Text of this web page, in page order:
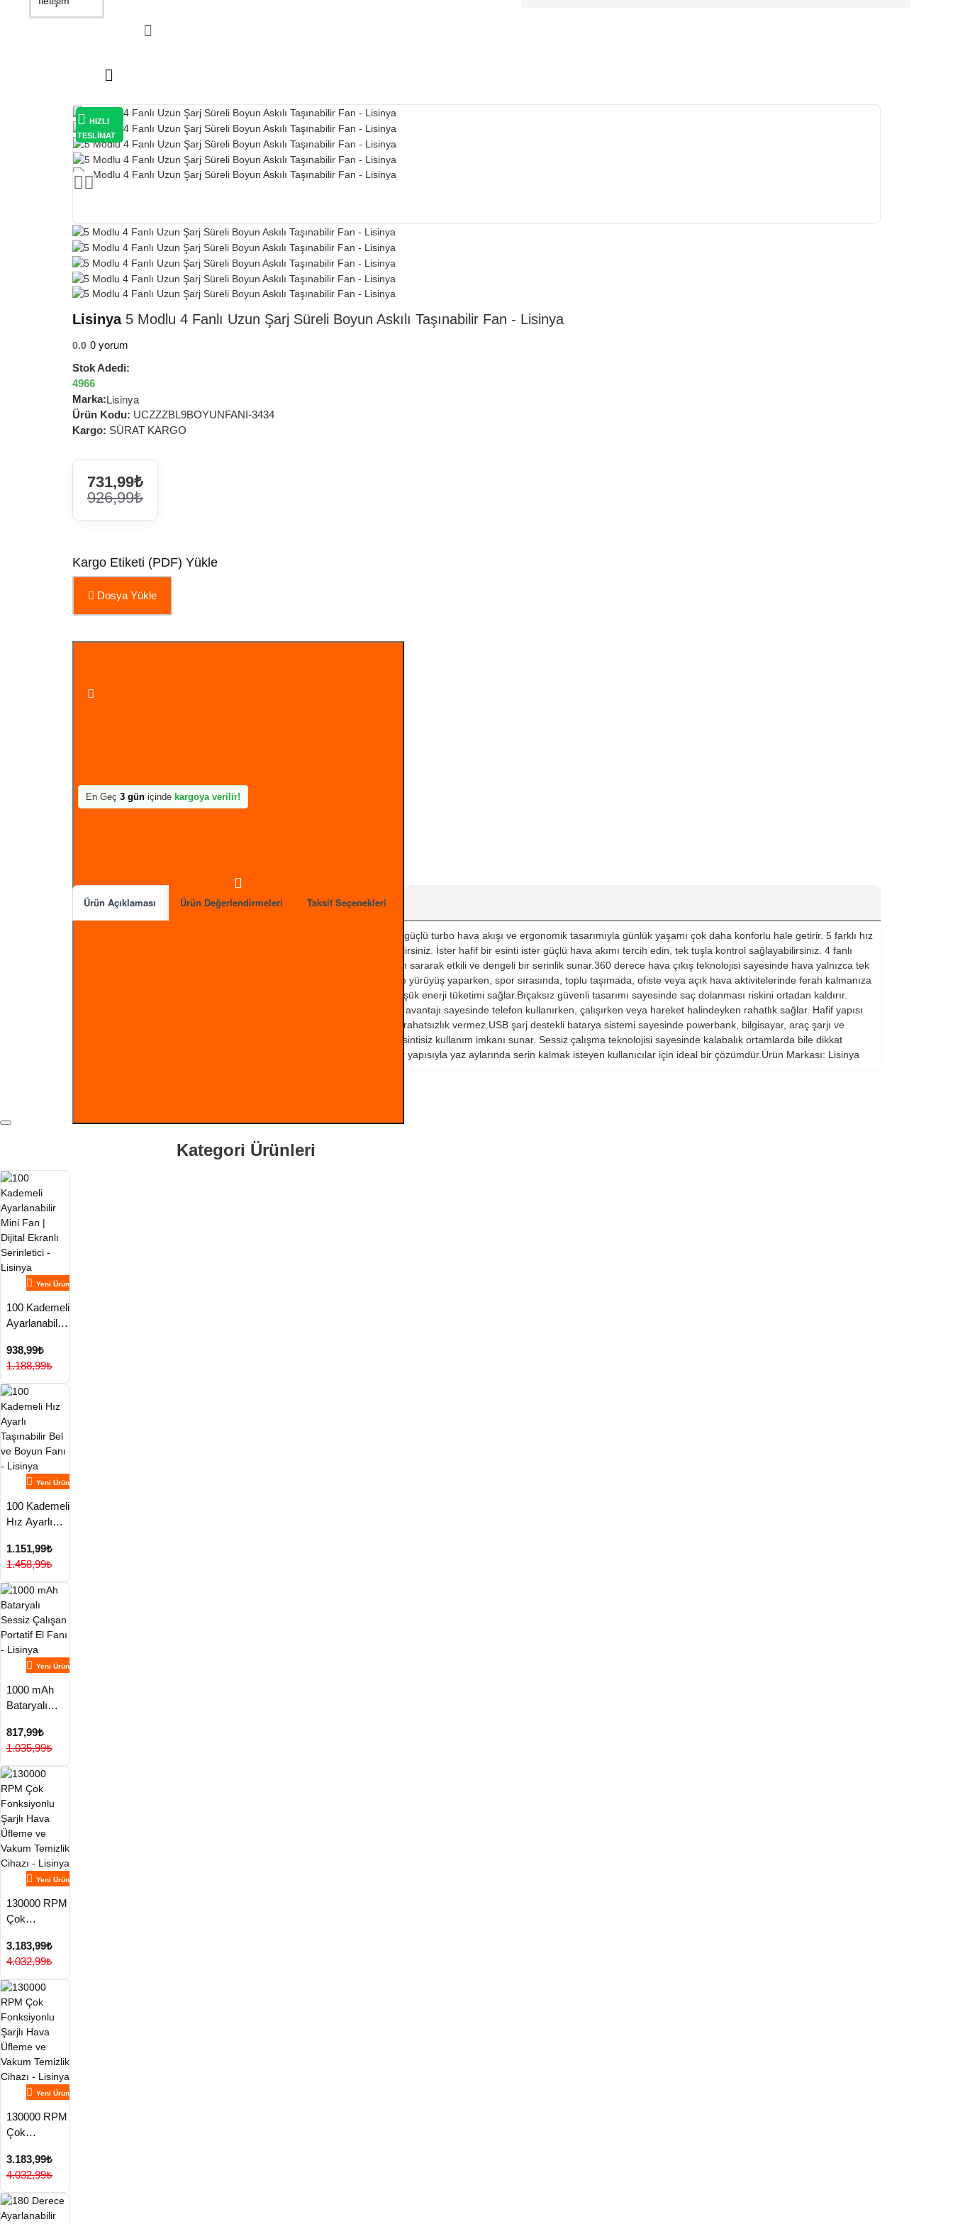
HIZLI
TESLİMAT
Lisinya5 Modlu 4 Fanlı Uzun Şarj Süreli Boyun Askılı Taşınabilir Fan - Lisinya
0.0 0 yorum
Stok Adedi:
4966
Marka:Lisinya
Ürün Kodu: UCZZZBL9BOYUNFANI-3434
Kargo: SÜRAT KARGO
731,99₺
926,99₺
Kargo Etiketi (PDF) Yükle
Dosya Yükle
En Geç 3 gün içinde kargoya verilir!
Ürün Açıklaması Ürün Değerlendirmeleri Taksit Seçenekleri
Sıcak yaz günlerinde maksimum serinlik sağlayan taşınabilir boyun fanı, güçlü turbo hava akışı ve ergonomik tasarımıyla günlük yaşamı çok daha konforlu hale getirir. 5 farklı hız
modu sayesinde ihtiyacınıza uygun serinlik seviyesini kolayca ayarlayabilirsiniz. İster hafif bir esinti ister güçlü hava akımı tercih edin, tek tuşla kontrol sağlayabilirsiniz. 4 fanlı
gelişmiş hava dolaşım sistemi sayesinde boynunuzun çevresini tamamen sararak etkili ve dengeli bir serinlik sunar.360 derece hava çıkış teknolojisi sayesinde hava yalnızca tek
bir noktaya değil, boyun ve yüz çevresine eşit şekilde dağıtılır. Bu sayede yürüyüş yaparken, spor sırasında, toplu taşımada, ofiste veya açık hava aktivitelerinde ferah kalmanıza
yardımcı olur. Gelişmiş turbo motor sistemi güçlü hava akışı üretirken düşük enerji tüketimi sağlar.Bıçaksız güvenli tasarımı sayesinde saç dolanması riskini ortadan kaldırır.
Çocuklar ve yetişkinler için güvenli kullanım sunar. Eller serbest kullanım avantajı sayesinde telefon kullanırken, çalışırken veya hareket halindeyken rahatlık sağlar. Hafif yapısı
sayesinde boyunda ağırlık hissi oluşturmaz ve uzun süreli kullanımlarda rahatsızlık vermez.USB şarj destekli batarya sistemi sayesinde powerbank, bilgisayar, araç şarjı ve
adaptörlerle kolayca şarj edilebilir. Uzun pil ömrü sayesinde gün boyu kesintisiz kullanım imkanı sunar. Sessiz çalışma teknolojisi sayesinde kalabalık ortamlarda bile dikkat
çekmeden kullanılabilir.Modern tasarımı, güçlü performansı ve taşınabilir yapısıyla yaz aylarında serin kalmak isteyen kullanıcılar için ideal bir çözümdür.Ürün Markası: Lisinya
Kategori Ürünleri
Yeni Ürün
100 Kademeli
Ayarlanabilir
Dijital Ekranlı
Serinletici -
Lisinya
938,99₺
1.188,99₺
Yeni Ürün
100 Kademeli
Hız Ayarlı
Bel ve Boyun
Fanı - Lisinya
1.151,99₺
1.458,99₺
Yeni Ürün
1000 mAh
Bataryalı
Çalışan
Portatif El
Fanı - Lisinya
817,99₺
1.035,99₺
Yeni Ürün
130000 RPM
Çok
Şarjlı Hava
Üfleme ve
Vakum
Temizlik
Cihazı -
Lisinya
3.183,99₺
4.032,99₺
Yeni Ürün
130000 RPM
Çok
Şarjlı Hava
Üfleme ve
Vakum
Temizlik
3.183,99₺
4.032,99₺